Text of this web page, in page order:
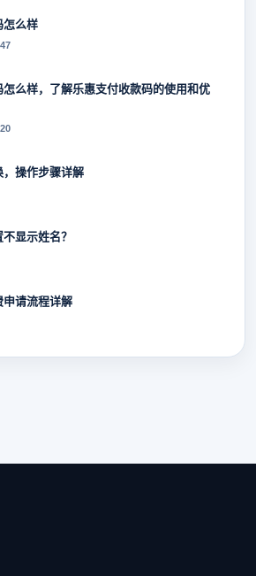
怎么样
么样，了解乐惠支付收款码的使用和优
操作步骤详解
显示姓名？
申请流程详解